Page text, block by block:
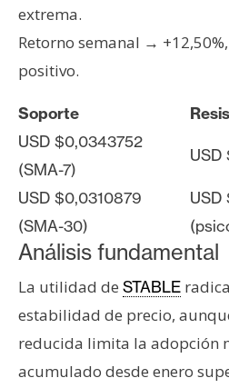
u
r
o
s
C
o
n
t
a
c
o
y
P
extrema.
Retorno semanal →
positivo.
Soporte
USD $0,0343752
(SMA-7)
USD
USD $0,0310879
(SMA-30)
Análisis fundamental
La utilidad de STABLE
estabilidad de precio,
reducida limita la adopción
acumulado desde enero